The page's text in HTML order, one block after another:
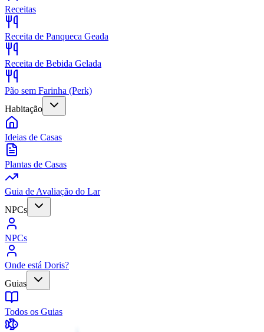
Receitas
Receita de Panqueca Geada
Receita de Bebida Gelada
Pão sem Farinha (Perk)
Habitação
Ideias de Casas
Plantas de Casas
Guia de Avaliação do Lar
NPCs
NPCs
Onde está Doris?
Guias
Todos os Guias